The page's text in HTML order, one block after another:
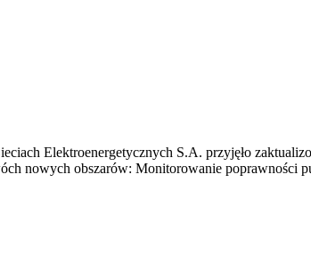
Elektroenergetycznych S.A. przyjęło
nowych obszarów: Monitorowanie